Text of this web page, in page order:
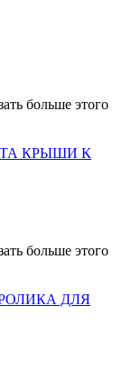
больше этого
КРЫШИ К
больше этого
ДЛЯ